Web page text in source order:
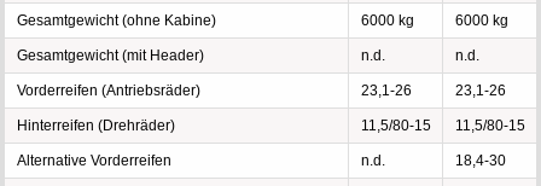
Gesamtgewicht (ohne Kabine) 6000 kg 6000 kg
Gesamtgewicht (mit Header) n.d. n.d.
Vorderreifen (Antriebsräder) 23,1-26 23,1-26
Hinterreifen (Drehräder) 11,5/80-15 11,5/80-15
Alternative Vorderreifen n.d. 18,4-30